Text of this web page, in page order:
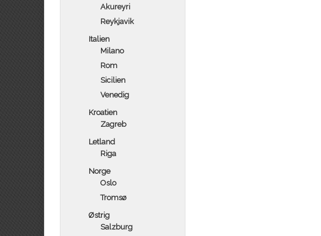
Akureyri
Reykjavik
Italien
Milano
Rom
Sicilien
Venedig
Kroatien
Zagreb
Letland
Riga
Norge
Oslo
Tromsø
Østrig
Salzburg